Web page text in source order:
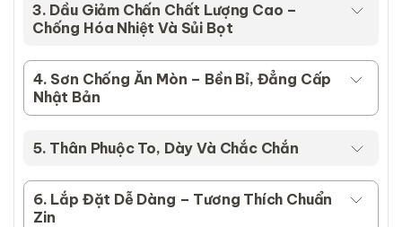
3. Dầu Giảm Chấn Chất Lượng Cao –
Chống Hóa Nhiệt Và Sủi Bọt
4. Sơn Chống Ăn Mòn – Bền Bỉ, Đẳng Cấp
Nhật Bản
5. Thân Phuộc To, Dày Và Chắc Chắn
6. Lắp Đặt Dễ Dàng – Tương Thích Chuẩn
Zin